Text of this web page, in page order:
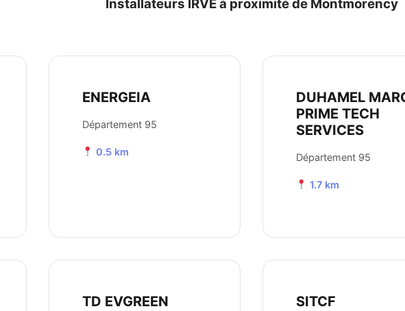
Installateurs IRVE à proximité de Montmorency
ENERGEIA
Département 95
0.5 km
DUHAMEL
PRIME TECH
SERVICES
Département 95
1.7 km
TD EVGREEN SITCF